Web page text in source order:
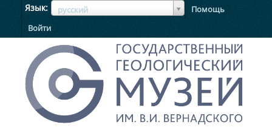
Язык русский
ЯзыкЯзык
Помощь
Войти